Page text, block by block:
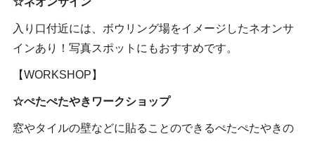
入り口付近には、ボウリング場をイメージしたネオンサ
インあり！写真スポットにもおすすめです。
【WORKSHOP】
☆ぺたぺたやきワークショップ
窓やタイルの壁などに貼ることのできるぺたぺたやきの